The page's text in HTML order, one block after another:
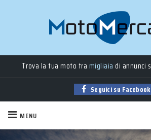
Motonuove, usate, akm 0e
Trova la tua moto tramigliaiadi annunci
Seguici su Facebook
MENU